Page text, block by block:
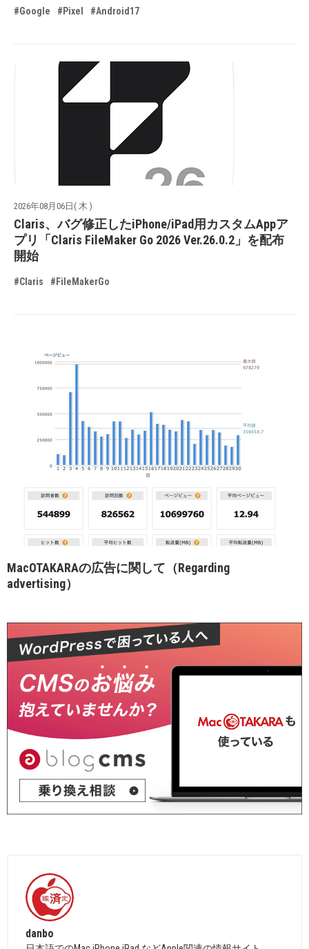
#Google #Pixel #Android17
2026年08月06日( 木 )
Claris、バグ修正したiPhone/iPad用カスタムAppア
プリ「Claris FileMaker Go 2026 Ver.26.0.2」を配布
開始
#Claris #FileMakerGo
MacOTAKARAの広告に関して（Regarding
advertising）
danbo